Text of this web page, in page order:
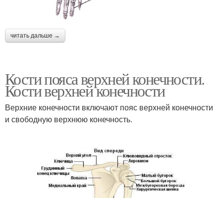
читать дальше →
Кости пояса верхней конечности.
Кости верхней конечности
Верхние конечности включают пояс верхней конечности
и сво­бодную верхнюю конечность.